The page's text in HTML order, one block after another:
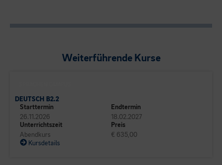
Weiterführende Kurse
DEUTSCH B2.2
Starttermin
26.11.2026
Endtermin
18.02.2027
Unterrichtszeit
Abendkurs
Preis
€ 635,00
Kursdetails